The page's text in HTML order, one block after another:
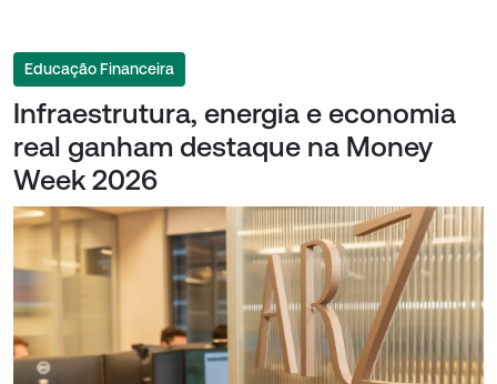
Educação Financeira
Infraestrutura, energia e economia
real ganham destaque na Money
Week 2026